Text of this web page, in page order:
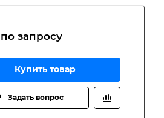
запросу
Купить товар
Задать вопрос